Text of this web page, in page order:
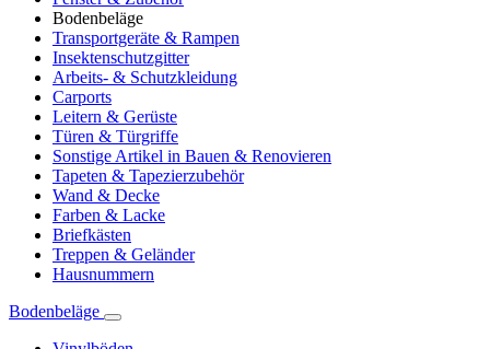
Bodenbeläge
Transportgeräte & Rampen
Insektenschutzgitter
Arbeits- & Schutzkleidung
Carports
Leitern & Gerüste
Türen & Türgriffe
Sonstige Artikel in Bauen & Renovieren
Tapeten & Tapezierzubehör
Wand & Decke
Farben & Lacke
Briefkästen
Treppen & Geländer
Hausnummern
Bodenbeläge